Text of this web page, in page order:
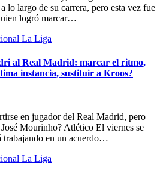
lo largo de su carrera, pero esta vez fue
logró marcar…
La Liga
al Real Madrid: marcar el ritmo,
instancia, sustituir a Kroos?
en jugador del Real Madrid, pero
Mourinho? Atlético El viernes se
trabajando en un acuerdo…
La Liga